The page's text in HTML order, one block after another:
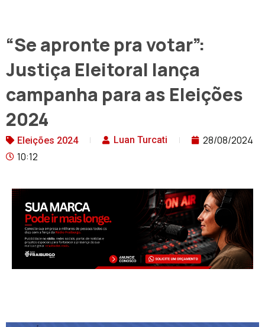
“Se apronte pra votar”:
Justiça Eleitoral lança
campanha para as Eleições
2024
Eleições 2024 Luan Turcati
28/08/2024
10:12